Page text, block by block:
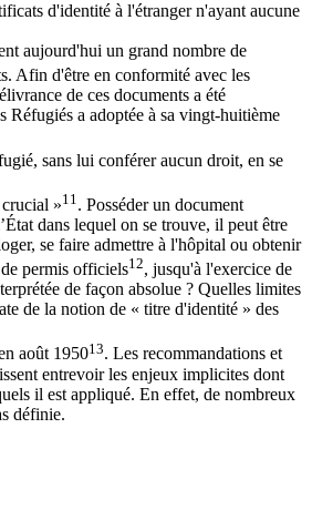
d'identité à l'étranger n'ayant aucune
aujourd'hui un grand nombre de
Afin d'être en conformité avec les
de ces documents a été
a adoptée à sa vingt-huitième
sans lui conférer aucun droit, en se
»11 . Posséder un document
dans lequel on se trouve, il peut être
se faire admettre à l'hôpital ou obtenir
permis officiels12, jusqu'à l'exercice de
de façon absolue ? Quelles limites
de la notion de « titre d'identité » des
août 195013. Les recommandations et
entrevoir les enjeux implicites dont
il est appliqué. En effet, de nombreux
définie.